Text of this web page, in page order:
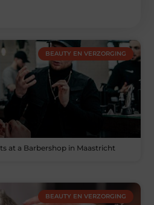
BEAUTY EN VERZORGING
at a Barbershop in Maastricht
BEAUTY EN VERZORGING